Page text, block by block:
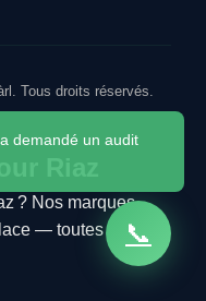
Tous droits réservés.
Riaz
? Nos marques
— toutes pilotées
📞
a demandé un audit